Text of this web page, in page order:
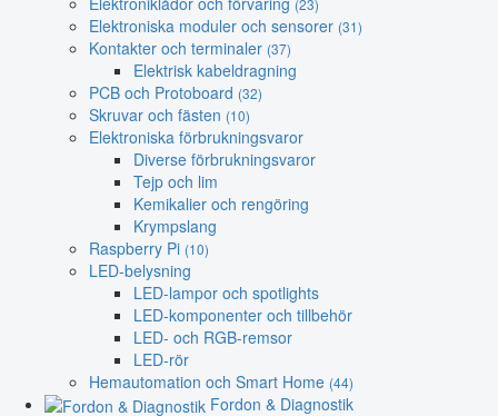
(23)
Elektroniska moduler och sensorer (31)
Kontakter och terminaler (37)
Elektrisk kabeldragning
PCB och Protoboard (32)
Skruvar och fästen (10)
Elektroniska förbrukningsvaror
Diverse förbrukningsvaror
Tejp och lim
Kemikalier och rengöring
Krympslang
Raspberry Pi (10)
LED-belysning
LED-lampor och spotlights
LED-komponenter och tillbehör
LED- och RGB-remsor
LED-rör
Hemautomation och Smart Home (44)
Fordon & Diagnostik